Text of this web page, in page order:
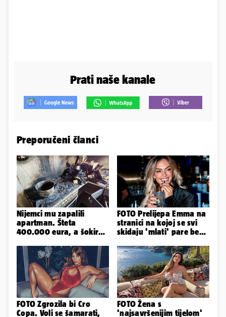
Prati naše kanale
Preporučeni članci
Nijemci mu zapalili
apartman. Šteta
400.000 eura, a šokirao
FOTO Prelijepa Emma na
stranici na kojoj se svi
skidaju 'mlati' pare bez
FOTO Zgrozila bi Cro
Copa. Voli se šamarati,
FOTO Žena s
'najsavršenijim tijelom'